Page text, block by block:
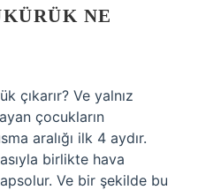
NE
çıkarır? Ve yalnız
çocukların
aralığı ilk 4 aydır.
birlikte hava
Ve bir şekilde bu